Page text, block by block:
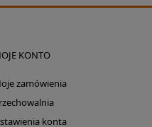
KONTO
zamówienia
konta